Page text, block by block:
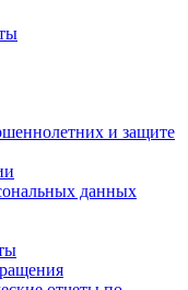
и защите
данных